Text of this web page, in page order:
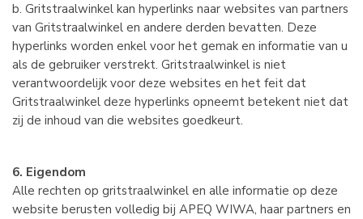
b. Gritstraalwinkel kan hyperlinks naar websites van partners
van Gritstraalwinkel en andere derden bevatten. Deze
hyperlinks worden enkel voor het gemak en informatie van u
als de gebruiker verstrekt. Gritstraalwinkel is niet
verantwoordelijk voor deze websites en het feit dat
Gritstraalwinkel deze hyperlinks opneemt betekent niet dat
zij de inhoud van die websites goedkeurt.
6. Eigendom
Alle rechten op gritstraalwinkel en alle informatie op deze
website berusten volledig bij APEQ WIWA, haar partners en